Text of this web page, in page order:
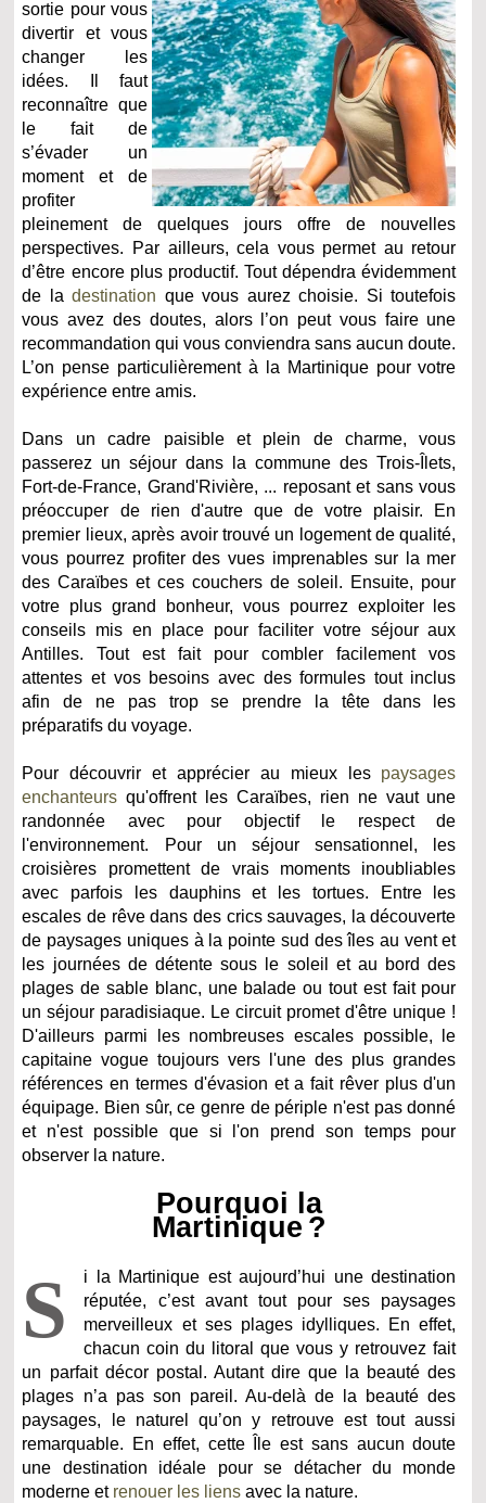
sortie pour vous
divertir et vous
changer les
idées. Il faut
reconnaître que
le fait de
s’évader un
moment et de
profiter
pleinement de quelques jours offre de nouvelles
perspectives. Par ailleurs, cela vous permet au retour
d’être encore plus productif. Tout dépendra évidemment
de ladestination que vous aurez choisie. Si toutefois
vous avez des doutes, alors l’on peut vous faire une
recommandation qui vous conviendra sans aucun doute.
L’on pense particulièrement à la Martinique pour votre
expérience entre amis.
Dans un cadre paisible et plein de charme, vous
passerez un séjour dans la commune des Trois-Îlets,
Fort-de-France, Grand'Rivière, ... reposant et sans vous
préoccuper de rien d'autre que de votre plaisir. En
premier lieux, après avoir trouvé un logement de qualité,
vous pourrez profiter des vues imprenables sur la mer
des Caraïbes et ces couchers de soleil. Ensuite, pour
votre plus grand bonheur, vous pourrez exploiter les
conseils mis en place pour faciliter votre séjour aux
Antilles. Tout est fait pour combler facilement vos
attentes et vos besoins avec des formules tout inclus
afin de ne pas trop se prendre la tête dans les
préparatifs du voyage.
Pour découvrir et apprécier au mieux les paysages
enchanteurs qu'offrent les Caraïbes, rien ne vaut une
randonnée avec pour objectif le respect de
l'environnement. Pour un séjour sensationnel, les
croisières promettent de vrais moments inoubliables
avec parfois les dauphins et les tortues. Entre les
escales de rêve dans des crics sauvages, la découverte
de paysages uniques à la pointe sud des îles au vent et
les journées de détente sous le soleil et au bord des
plages de sable blanc, une balade ou tout est fait pour
un séjour paradisiaque. Le circuit promet d'être unique !
D'ailleurs parmi les nombreuses escales possible, le
capitaine vogue toujours vers l'une des plus grandes
références en termes d'évasion et a fait rêver plus d'un
équipage. Bien sûr, ce genre de périple n'est pas donné
et n'est possible que si l'on prend son temps pour
observer la nature.
Pourquoi la
Martinique ?
S
i la Martinique est aujourd’hui une destination
réputée, c’est avant tout pour ses paysages
merveilleux et ses plages idylliques. En effet,
chacun coin du litoral que vous y retrouvez fait
un parfait décor postal. Autant dire que la beauté des
plages n’a pas son pareil. Au-delà de la beauté des
paysages, le naturel qu’on y retrouve est tout aussi
remarquable. En effet, cette Île est sans aucun doute
une destination idéale pour se détacher du monde
moderne et renouer les liens avec la nature.